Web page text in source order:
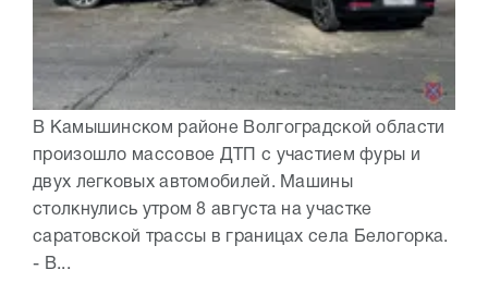
В Камышинском районе Волгоградской области
произошло массовое ДТП с участием фуры и
двух легковых автомобилей. Машины
столкнулись утром 8 августа на участке
саратовской трассы в границах села Белогорка.
- В...